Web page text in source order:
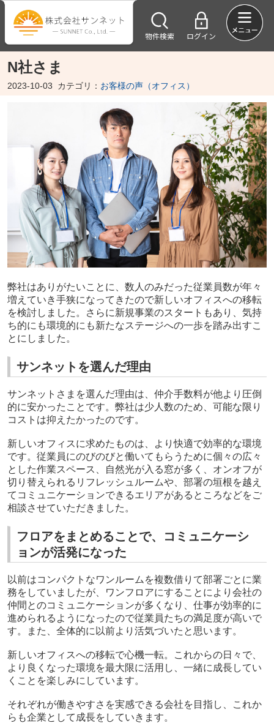
物件検索 ログイン
N社さま
2023-10-03 カテゴリ： お客様の声（オフィス）
弊社はありがたいことに、数人のみだった従業員数が年々
増えていき手狭になってきたので新しいオフィスへの移転
を検討しました。さらに新規事業のスタートもあり、気持
ち的にも環境的にも新たなステージへの一歩を踏み出すこ
とにしました。
サンネットを選んだ理由
サンネットさまを選んだ理由は、仲介手数料が他より圧倒
的に安かったことです。弊社は少人数のため、可能な限り
コストは抑えたかったのです。
新しいオフィスに求めたものは、より快適で効率的な環境
です。従業員にのびのびと働いてもらうために個々の広々
とした作業スペース、自然光が入る窓が多く、オンオフが
切り替えられるリフレッシュルームや、部署の垣根を越え
てコミュニケーションできるエリアがあるところなどをご
相談させていただきました。
フロアをまとめることで、コミュニケーシ
ョンが活発になった
以前はコンパクトなワンルームを複数借りて部署ごとに業
務をしていましたが、ワンフロアにすることにより会社の
仲間とのコミュニケーションが多くなり、仕事が効率的に
進められるようになったので従業員たちの満足度が高いで
す。また、全体的に以前より活気づいたと思います。
新しいオフィスへの移転で心機一転。これからの日々で、
より良くなった環境を最大限に活用し、一緒に成長してい
くことを楽しみにしています。
それぞれが働きやすさを実感できる会社を目指し、これか
らも企業として成長をしていきます。